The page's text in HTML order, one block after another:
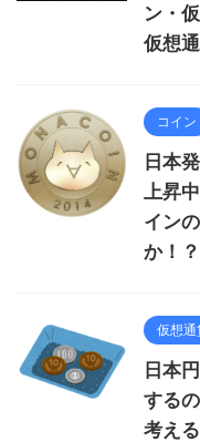
ン・
仮想
コイン
日本
上昇
イン
か！？
仮想通
日本
する
考え